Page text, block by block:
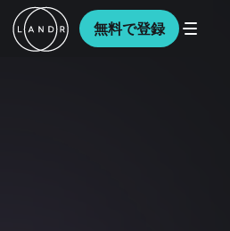
無料で登録